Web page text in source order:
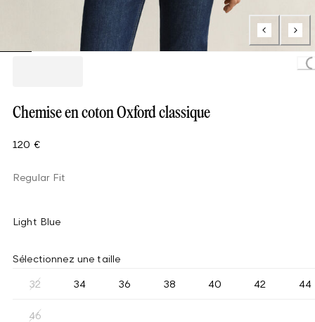
Chemise en coton Oxford classique
120 €
Regular Fit
Light Blue
Sélectionnez une taille
32 34 36 38 40 42 44
46